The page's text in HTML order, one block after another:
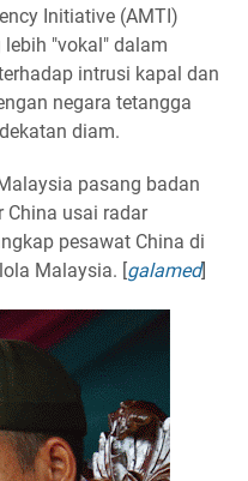
Initiative (AMTI)
"vokal" dalam
intrusi kapal dan
negara tetangga
diam.
pasang badan
China usai radar
pesawat China di
Malaysia. [galamed]